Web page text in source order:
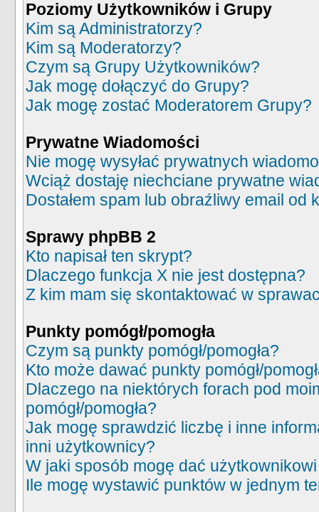
Poziomy Użytkowników i Grupy
Kim są Administratorzy?
Kim są Moderatorzy?
Czym są Grupy Użytkowników?
Jak mogę dołączyć do Grupy?
Jak mogę zostać Moderatorem Grupy?
Prywatne Wiadomości
Nie mogę wysyłać prywatnych
Wciąż dostaję niechciane prywatne
Dostałem spam lub obraźliwy email od
Sprawy phpBB 2
Kto napisał ten skrypt?
Dlaczego funkcja X nie jest dostępna?
Z kim mam się skontaktować w
Punkty pomógł/pomogła
Czym są punkty pomógł/pomogła?
Kto może dawać punkty pomógł/
Dlaczego na niektórych forach pod
pomógł/pomogła?
Jak mogę sprawdzić liczbę i inne
inni użytkownicy?
W jaki sposób mogę dać użytkownikowi
Ile mogę wystawić punktów w jednym